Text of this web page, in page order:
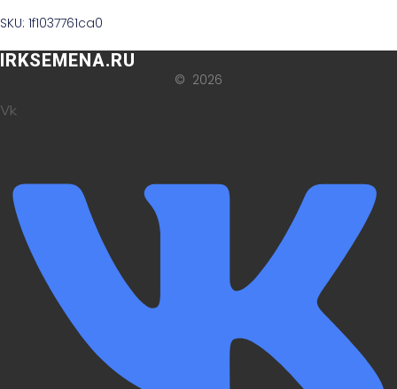
SKU: 1f1037761ca0
IRKSEMENA.RU
© 2026
Vk